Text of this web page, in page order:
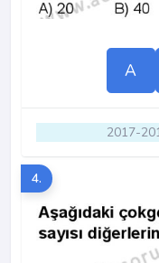
A
2017-
4.